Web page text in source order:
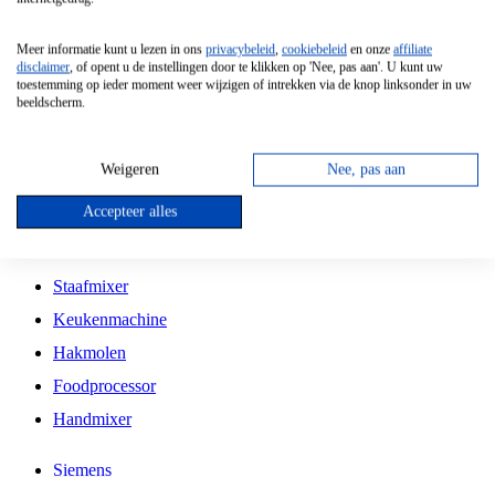
Vrijstaande Magnetron
Vrijstaande Kookplaat
Inbouw Gaskookplaat
Inbouw Keramische Kookplaat
Kookplaat Accessoires
Staafmixer
Keukenmachine
Hakmolen
Foodprocessor
Handmixer
Siemens
Meer informatie kunt u lezen in ons privacybeleid, cookiebeleid en onze affiliate
disclaimer, of opent u de instellingen door te klikken op 'Nee, pas aan'. U kunt uw
toestemming op ieder moment weer wijzigen of intrekken via de knop linksonder in uw
beeldscherm.
Weigeren Nee, pas aan
Accepteer alles